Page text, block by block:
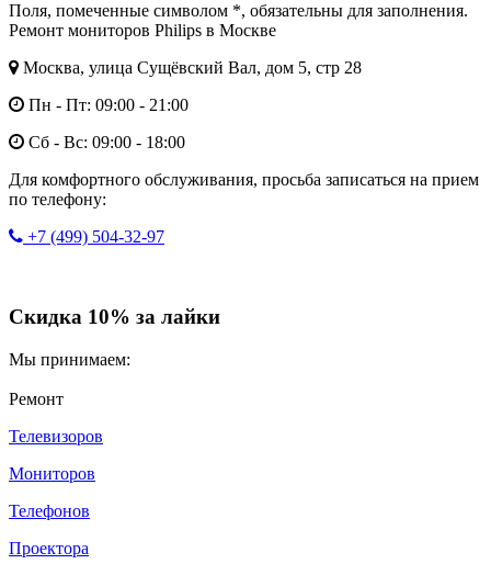
Поля, помеченные символом *, обязательны для заполнения.
Ремонт мониторов Philips в Москве
Москва, улица Сущёвский Вал, дом 5, стр 28
Пн - Пт: 09:00 - 21:00
Сб - Вс: 09:00 - 18:00
Для комфортного обслуживания, просьба записаться на прием
по телефону:
+7 (499) 504-32-97
Скидка 10% за лайки
Мы принимаем:
Ремонт
Телевизоров
Мониторов
Телефонов
Проектора